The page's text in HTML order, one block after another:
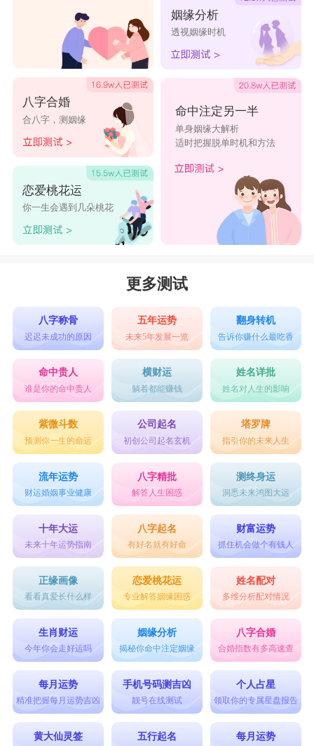
八字合婚
合八字，测姻缘
恋爱桃花运
你一生会遇到几朵桃花
姻缘分析
透视姻缘时机
命中注定另一半
单身姻缘大解析
适时把握脱单时机和方法
更多测试
八字称骨
迟迟未成功的原因
五年运势
未来5年发展一览
翻身转机
告诉你赚什么最吃香
命中贵人
谁是你的命中贵人
横财运
躺着都能赚钱
姓名详批
姓名对人生的影响
紫微斗数
预测你一生的命运
公司起名
初创公司起名玄机
塔罗牌
指引你的未来人生
流年运势
财运婚姻事业健康
八字精批
解答人生困惑
测终身运
洞悉未来鸿图大运
十年大运
未来十年运势指南
八字起名
有好名就有好命
财富运势
抓住机会做个有钱人
正缘画像
看看真爱长什么样
恋爱桃花运
专业解答姻缘困惑
姓名配对
多维分析配对情况
生肖财运
今年你会走好运吗
姻缘分析
揭秘你命中注定姻缘
八字合婚
合婚指数有多高速查
每月运势
精准把握每月运势吉凶
手机号码测吉凶
靓号在线测试
个人占星
领取你的专属星盘报告
黄大仙灵签 五行起名 每月运势